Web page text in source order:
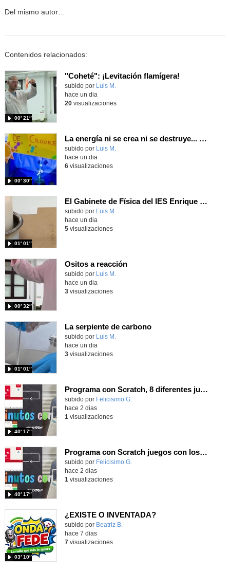
Del mismo autor…
Contenidos relacionados:
"Coheté": ¡Levitación flamígera!
Contenido educativo.
subido por Luis M.
00′ 21″
hace un dia
20visualizaciones
La energía ni se crea ni se destruye... ¡se experimenta! El Tierno en la Feria Madrid es Ciencia 2026
Contenido educativo.
subido por Luis M.
00′ 30″
hace un dia
6visualizaciones
El Gabinete de Física del IES Enrique Tierno Galván de Parla (Curso 25-26)
Contenido educativo.
subido por Luis M.
01′ 01″
hace un dia
5visualizaciones
Ositos a reacción
Contenido educativo.
subido por Luis M.
00′ 32″
hace un dia
3visualizaciones
La serpiente de carbono
Contenido educativo.
subido por Luis M.
01′ 01″
hace un dia
3visualizaciones
Programa con Scratch, 8 diferentes juegos para vivir la emoción de los partidos de España en el mundial 2026
Contenido educativo.
subido por Felicisimo G.
40′ 17″
hace 2 dias
1 visualizaciones
Programa con Scratch juegos con los partidos del mundial 2026 ganados por España
Contenido educativo.
subido por Felicisimo G.
40′ 17″
hace 2 dias
1 visualizaciones
¿EXISTE O INVENTADA?
Contenido educativo.
subido por Beatriz B.
03′ 10″
hace 7 dias
7visualizaciones